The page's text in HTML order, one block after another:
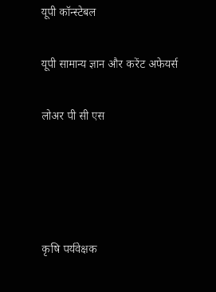
यूपी कॉन्स्टेबल
यूपी सामान्य ज्ञान और करेंट अफेयर्स
लोअर पी सी एस
कृषि पर्यवेक्षक